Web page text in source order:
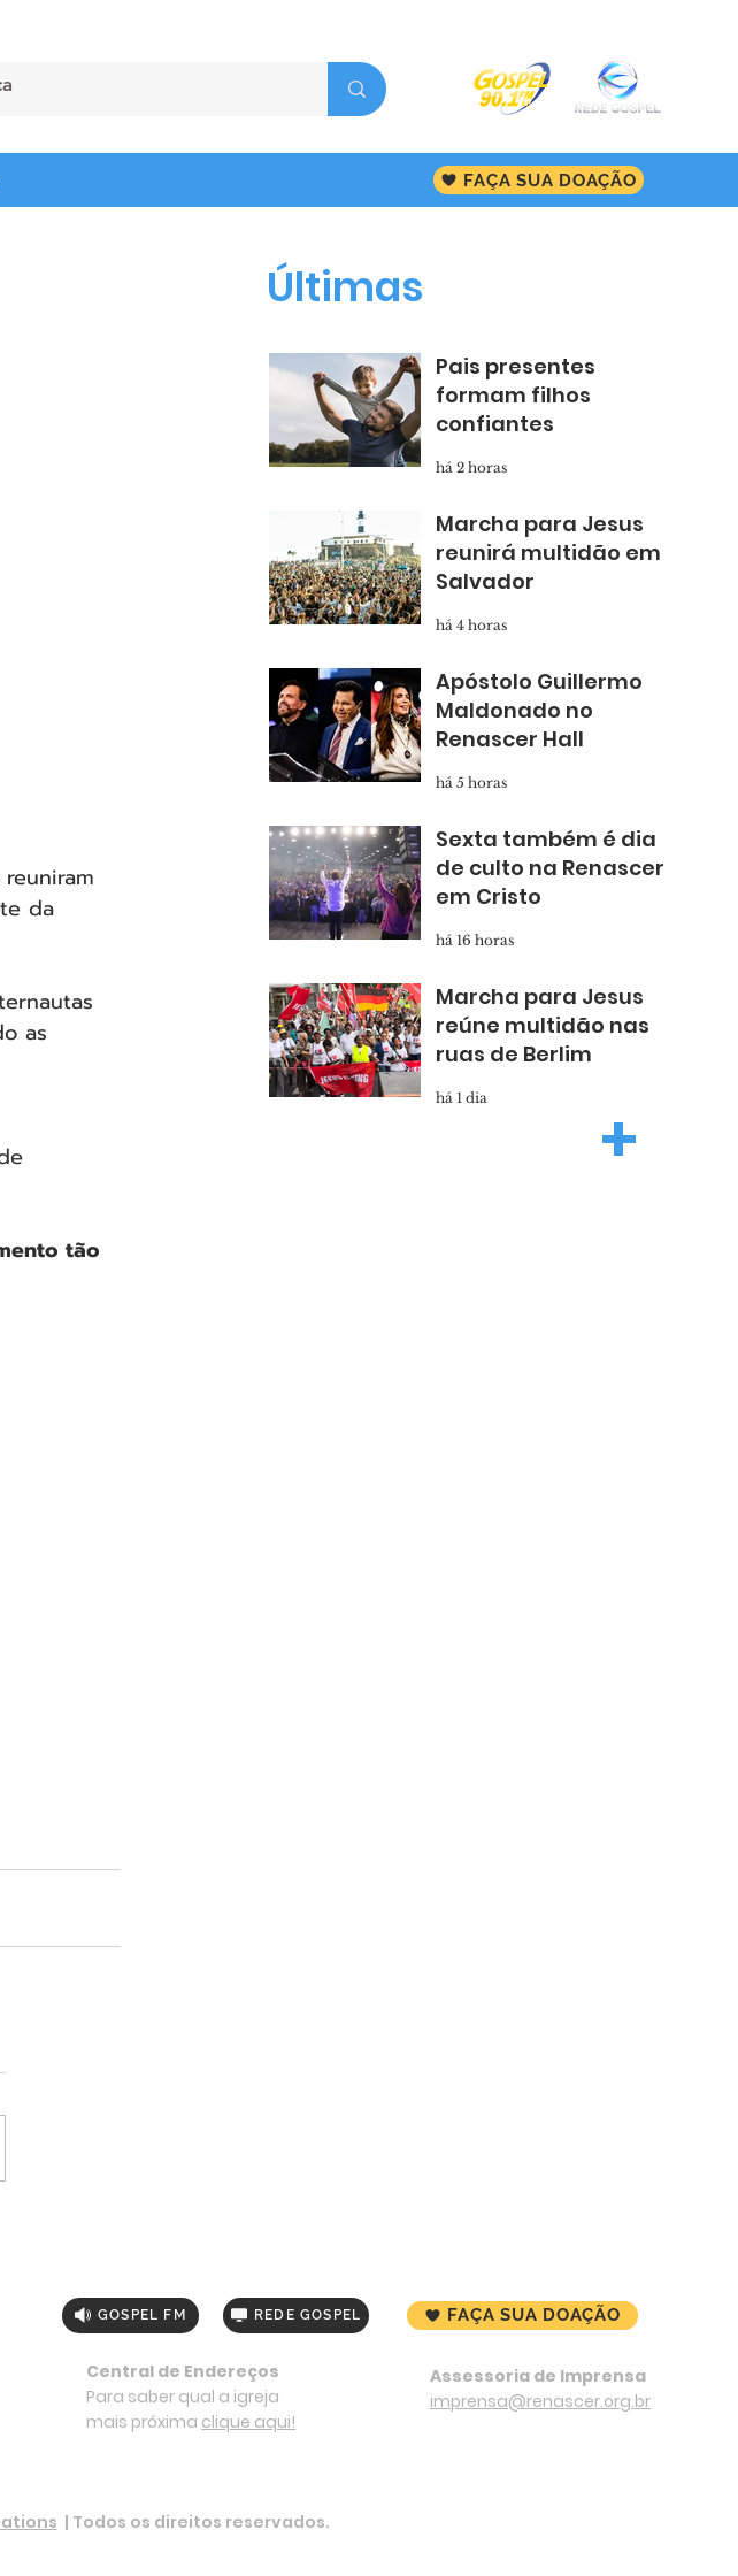
FAÇA SUA DOAÇÃO
da
as
tão
Pais presentes
formam filhos
confiantes
há 2 horas
Marcha para Jesus
reunirá multidão em
Salvador
há 4 horas
Apóstolo Guillermo
Maldonado no
Renascer Hall
há 5 horas
Sexta também é dia
de culto na Renascer
em Cristo
há 16 horas
Marcha para Jesus
reúne multidão nas
ruas de Berlim
há 1 dia
Últimas
+
GOSPEL FM REDE GOSPEL
Central de Endereços
Para saber qual a igreja
mais próxima clique aqui!
FAÇA SUA DOAÇÃO
Assessoria de Imprensa
imprensa@renascer.org.br
| Todos os direitos reservados.